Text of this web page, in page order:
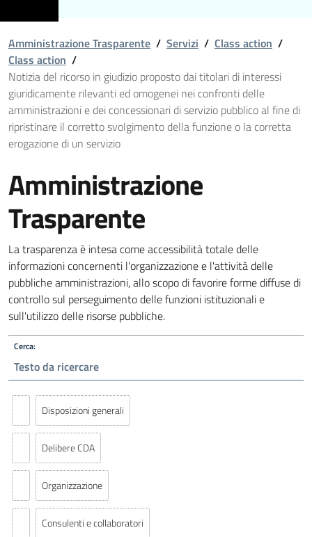
Amministrazione Trasparente / Servizi / Class action /
Class action /
Notizia del ricorso in giudizio proposto dai titolari di interessi
giuridicamente rilevanti ed omogenei nei confronti delle
amministrazioni e dei concessionari di servizio pubblico al fine di
ripristinare il corretto svolgimento della funzione o la corretta
erogazione di un servizio
Amministrazione
Trasparente
La trasparenza è intesa come accessibilità totale delle
informazioni concernenti l'organizzazione e l'attività delle
pubbliche amministrazioni, allo scopo di favorire forme diffuse di
controllo sul perseguimento delle funzioni istituzionali e
sull'utilizzo delle risorse pubbliche.
Cerca:
Disposizioni generali
Delibere CDA
Organizzazione
Consulenti e collaboratori